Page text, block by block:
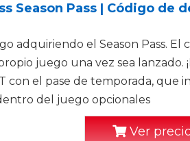
Season Pass | Código de
adquiriendo el Season Pass. El
juego una vez sea lanzado.
con el pase de temporada, que
del juego opcionales
Ver